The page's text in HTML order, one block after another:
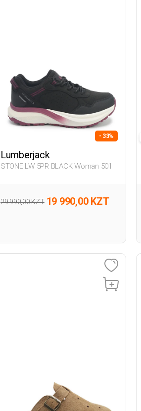
- 33%
Lumberjack
STONE LW 5PR BLACK Woman 501
29 990,00 KZT 19 990,00 KZT